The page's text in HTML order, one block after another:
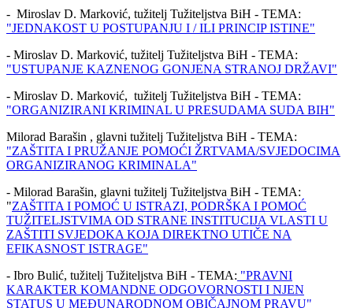
- Miroslav D. Marković, tužitelj Tužiteljstva BiH - TEMA:
"JEDNAKOST U POSTUPANJU I / ILI PRINCIP ISTINE"
- Miroslav D. Marković, tužitelj Tužiteljstva BiH - TEMA:
"USTUPANJE KAZNENOG GONJENA STRANOJ DRŽAVI"
- Miroslav D. Marković, tužitelj Tužiteljstva BiH - TEMA:
"ORGANIZIRANI KRIMINAL U PRESUDAMA SUDA BIH"
Milorad Barašin , glavni tužitelj Tužiteljstva BiH - TEMA:
"ZAŠTITA I PRUŽANJE POMOĆI ŽRTVAMA/SVJEDOCIMA
ORGANIZIRANOG KRIMINALA"
- Milorad Barašin, glavni tužitelj Tužiteljstva BiH - TEMA:
"ZAŠTITA I POMOĆ U ISTRAZI, PODRŠKA I POMOĆ
TUŽITELJSTVIMA OD STRANE INSTITUCIJA VLASTI U
ZAŠTITI SVJEDOKA KOJA DIREKTNO UTIČE NA
EFIKASNOST ISTRAGE"
- Ibro Bulić, tužitelj Tužiteljstva BiH - TEMA: "PRAVNI
KARAKTER KOMANDNE ODGOVORNOSTI I NJEN
STATUS U MEĐUNARODNOM OBIČAJNOM PRAVU"